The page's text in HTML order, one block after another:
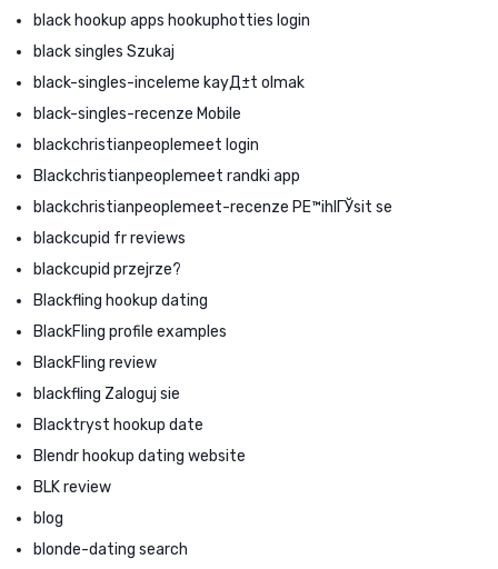
black hookup apps hookuphotties login
black singles Szukaj
black-singles-inceleme kayД±t olmak
black-singles-recenze Mobile
blackchristianpeoplemeet login
Blackchristianpeoplemeet randki app
blackchristianpeoplemeet-recenze PЕ™ihlГЎsit se
blackcupid fr reviews
blackcupid przejrze?
Blackfling hookup dating
BlackFling profile examples
BlackFling review
blackfling Zaloguj sie
Blacktryst hookup date
Blendr hookup dating website
BLK review
blog
blonde-dating search